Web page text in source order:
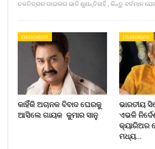
ଚଳଚିତ୍ରର ଡାଇଲଗ ଭାବି ଶୁଣନ୍ତିନାହିଁ , କିନ୍ତୁ ବର୍ତମାନ
ମନୋରଞ୍ଜନ
କାହିଁକି ଅଚାନକ ବିବାଦ ଘେରକୁ
ଆସିଲେ ଗାୟକ କୁମାର ସାନୁ
ମନୋରଞ୍ଜନ
ଭାରତୀୟ
ଏଭଳି
କ୍ୟାରିଅର
ମଧ୍ୟ…